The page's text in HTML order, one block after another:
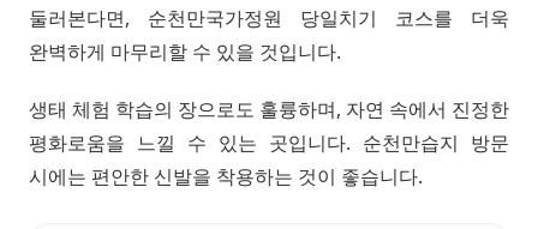
둘러본다면, 순천만국가정원 당일치기 코스를 더욱
완벽하게 마무리할 수 있을 것입니다.
생태 체험 학습의 장으로도 훌륭하며, 자연 속에서 진정한
평화로움을 느낄 수 있는 곳입니다. 순천만습지 방문
시에는 편안한 신발을 착용하는 것이 좋습니다.